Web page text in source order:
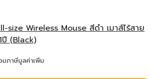
size Wireless Mouse สีดำ เมาส์ไร้สาย
ปี (Black)
มภาษีมูลค่าเพิ่ม